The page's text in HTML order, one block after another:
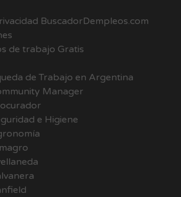
BuscadorDempleos.com
de trabajo Gratis
de Trabajo en Argentina
Manager
e Higiene